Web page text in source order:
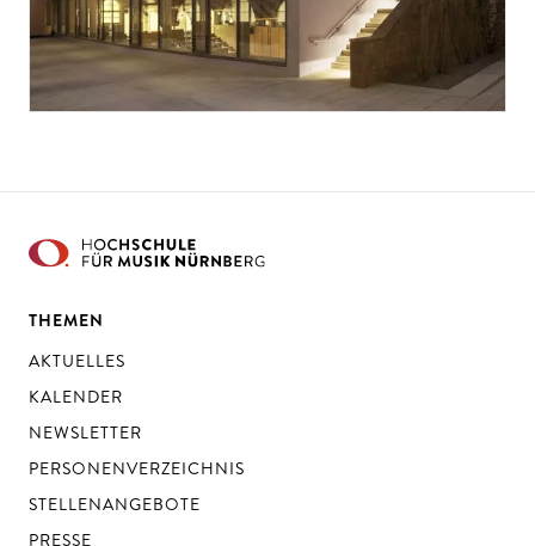
THEMEN
AKTUELLES
KALENDER
NEWSLETTER
PERSONENVERZEICHNIS
STELLENANGEBOTE
PRESSE